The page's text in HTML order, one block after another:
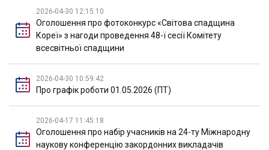
2026-04-30 12:15:10
Оголошення про фотоконкурс «Світова спадщина
Кореї» з нагоди проведення 48-ї сесії Комітету
всесвітньої спадщини
2026-04-30 10:59:42
Про графік роботи 01.05.2026 (ПТ)
2026-04-17 11:45:18
Оголошення про набір учасників на 24-ту Міжнародну
наукову конференцію закордонних викладачів